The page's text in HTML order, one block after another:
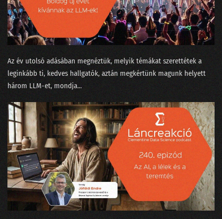
13. Vetélkedők fenegyerekéből az adattudósok kezesbáránya lett Watson
12. Nem elég robotnak lenni, annak is kell látszani!
10. Meztelenek és holtak az adattudományban
08. Csokit az ikreknek, pontot a szépeknek!
07. A legpontosabb óra az, ami egy helyben áll
06. Mindenki álljon az egyik kapufa mellé!
05. Kecskét vagy Jaguárt?
04. A történetmesélő adatvizualizáció
Az év utolsó adásában megnéztük, melyik témákat szerettétek a
leginkább ti, kedves hallgatók, aztán megkértünk magunk helyett
három LLM-et, mondja...